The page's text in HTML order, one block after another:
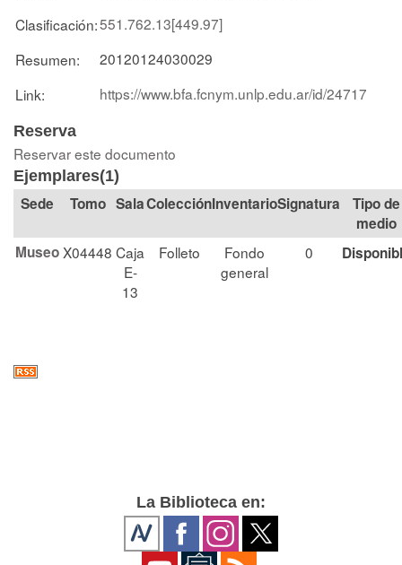
Clasificación:551.762.13[449.97]
Resumen:
20120124030029
Link:
https://www.bfa.fcnym.unlp.edu.ar/id/24717
Reserva
Reservar este documento
Ejemplares(1)
Tomo SalaColección Signatura
Tipo de
medio
MuseoX04448 Caja
E-
13
Folleto
Fondo
general
0
La Biblioteca en: